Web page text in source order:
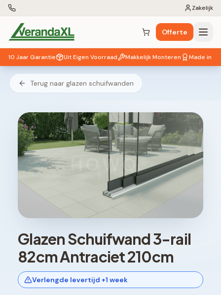
Zakelijk
Winkelwagen ( 0 items)
Offerte
10 Jaar Garantie Uit Eigen Voorraad Makkelijk Monteren Made in EU
Terug naar glazen schuifwanden
HOWQ®
Glazen Schuifwand 3-rail
82cm Antraciet 210cm
Verlengde levertijd +1 week